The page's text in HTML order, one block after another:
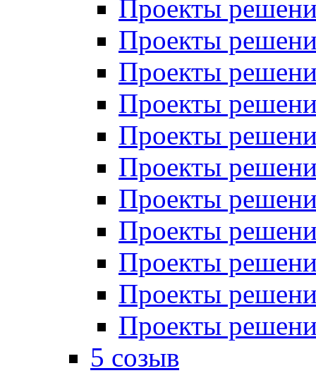
Проекты
Проекты
Проекты
Проекты
Проекты
Проекты
Проекты
Проекты
Проекты
Проекты
Проекты
5 созыв